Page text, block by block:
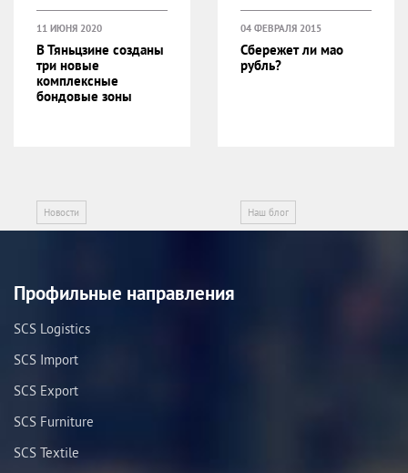
Новости
11 ИЮНЯ 2020
В Тяньцзине созданы
три новые
комплексные
бондовые зоны
Наш блог
04 ФЕВРАЛЯ 2015
Сбережет ли мао
рубль?
Профильные направления
SCS Logistics
SCS Import
SCS Export
SCS Furniture
SCS Textile